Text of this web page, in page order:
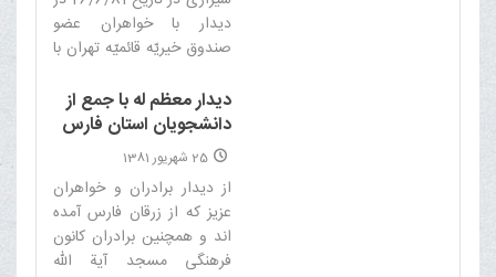
دیدار با خواهران عضو
صندوق خیریّه قائمیّه تهران با
که خیر الناس أنفعهم من
الناس (بهترین مردم کسى
است که بیش از همه به
مردم نفع برساند) فرمودند ما
خیال مى کنیم بهترین مردم
کسى است که ...‌
دیدار معظم له با جمع از
دانشجویان استان فارس
25 شهریور 1381
از دیدار برادران و خواهران
عزیز که از زرقان فارس آمده
اند و همچنین برادران کانون
فرهنگى مسجد آیة الله